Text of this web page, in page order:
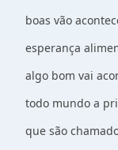
boas vão
esperança
algo bom vai
todo mundo a
que são